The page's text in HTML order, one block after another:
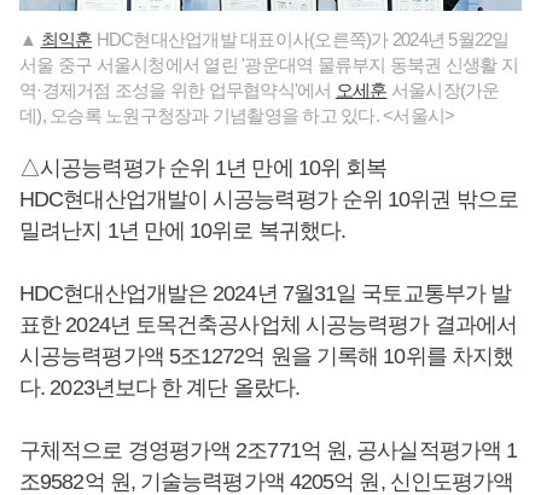
▲ 최익훈 HDC현대산업개발 대표이사(오른쪽)가 2024년 5월22일
서울 중구 서울시청에서 열린 '광운대역 물류부지 동북권 신생활 지
역·경제거점 조성을 위한 업무협약식'에서 오세훈 서울시장(가운
데), 오승록 노원구청장과 기념촬영을 하고 있다. <서울시>
△시공능력평가 순위 1년 만에 10위 회복
HDC현대산업개발이 시공능력평가 순위 10위권 밖으로
밀려난지 1년 만에 10위로 복귀했다.
HDC현대산업개발은 2024년 7월31일 국토교통부가 발
표한 2024년 토목건축공사업체 시공능력평가 결과에서
시공능력평가액 5조1272억 원을 기록해 10위를 차지했
다. 2023년보다 한 계단 올랐다.
구체적으로 경영평가액 2조771억 원, 공사실적평가액 1
조9582억 원, 기술능력평가액 4205억 원, 신인도평가액